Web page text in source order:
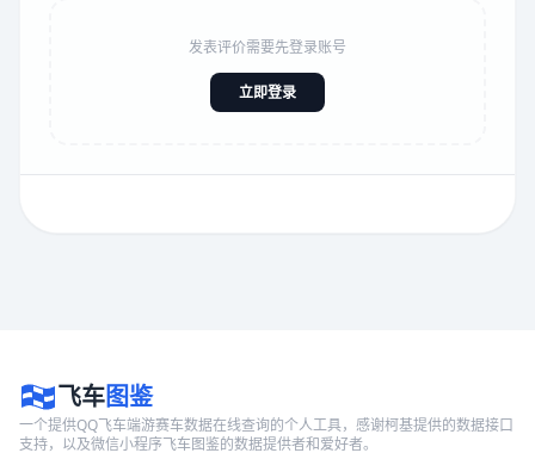
发表评价需要先登录账号
立即登录
飞车图鉴
一个提供QQ飞车端游赛车数据在线查询的个人工具，感谢柯基提供的数据接口
支持，以及微信小程序飞车图鉴的数据提供者和爱好者。